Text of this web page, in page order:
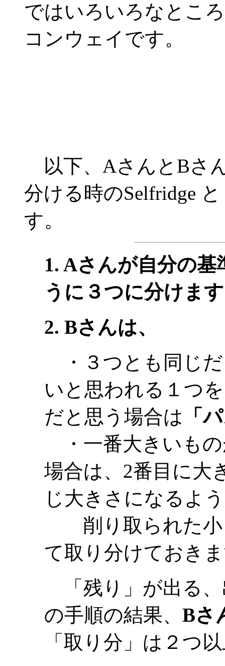
ではいろいろなとこ
コンウェイです。
以下、AさんとBさ
分ける時のSelfridge
す。
1. Aさんが自分の
うに３つに分けま
2. Bさんは、
・３つとも同じ
いと思われる１つ
だと思う場合は 「
・一番大きいも
場合は、2番目に大
じ大きさになるよ
削り取られた小
て取り分けておき
「残り」が出る
の手順の結果、 Bさ
「取り分」は２つ